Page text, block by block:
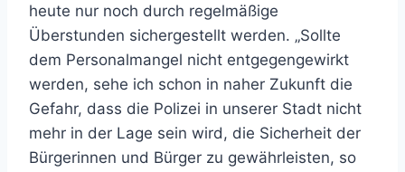
heute nur noch durch regelmäßige
Überstunden sichergestellt werden. „Sollte
dem Personalmangel nicht entgegengewirkt
werden, sehe ich schon in naher Zukunft die
Gefahr, dass die Polizei in unserer Stadt nicht
mehr in der Lage sein wird, die Sicherheit der
Bürgerinnen und Bürger zu gewährleisten, so